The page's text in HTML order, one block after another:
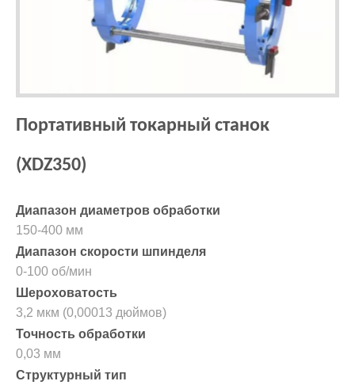
Портативный токарный станок
(XDZ350)
Диапазон диаметров обработки
150-400 мм
Диапазон скорости шпинделя
0-100 об/мин
Шероховатость
3,2 мкм (0,00013 дюймов)
Точность обработки
0,03 мм
Структурный тип